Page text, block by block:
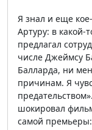
Я знал и еще
Артуру: в
предлагал
числе Джеймсу
Балларда, ни
причинам. Я
шокировал
самой премьеры: